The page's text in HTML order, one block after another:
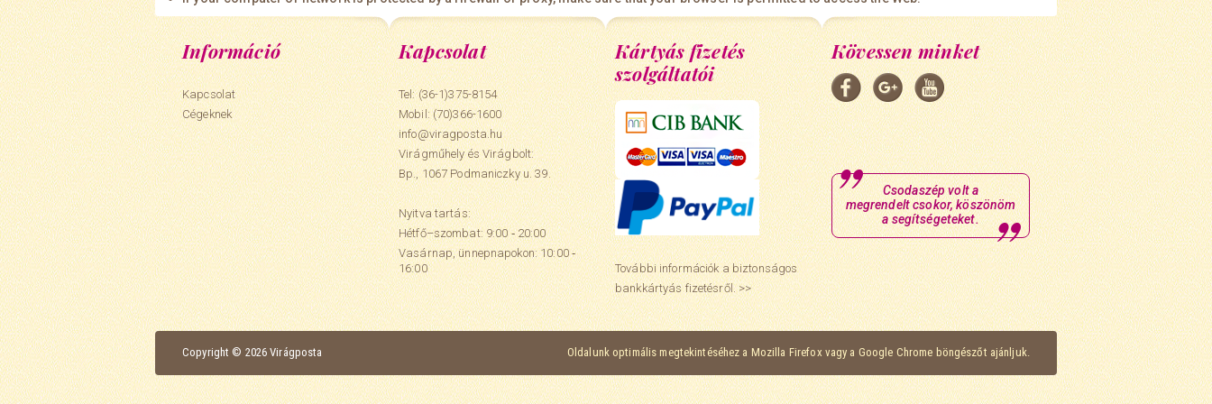
Információ
Kapcsolat
Cégeknek
Kapcsolat
Tel: (36-1)375-8154
Mobil:(70)366-1600
info@viragposta.hu
Virágműhely és Virágbolt:
Bp., 1067 Podmaniczky u. 39.
Nyitva tartás:
Hétfő–szombat: 9:00 ‑ 20:00
Vasárnap, ünnepnapokon: 10:00 ‑
16:00
Kártyás fizetés
szolgáltatói
További információk a biztonságos
bankkártyás fizetésről. >>
Kövessen minket
Csodaszép volt a
megrendelt csokor, köszönöm
a segítségeteket.
Copyright © 2026 Virágposta Oldalunk optimális megtekintéséhez a Mozilla Firefox vagy a Google Chrome böngészőt ajánljuk.